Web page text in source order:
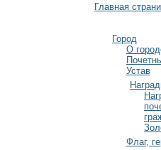
Главная
Город
О
Устав
Флаг,